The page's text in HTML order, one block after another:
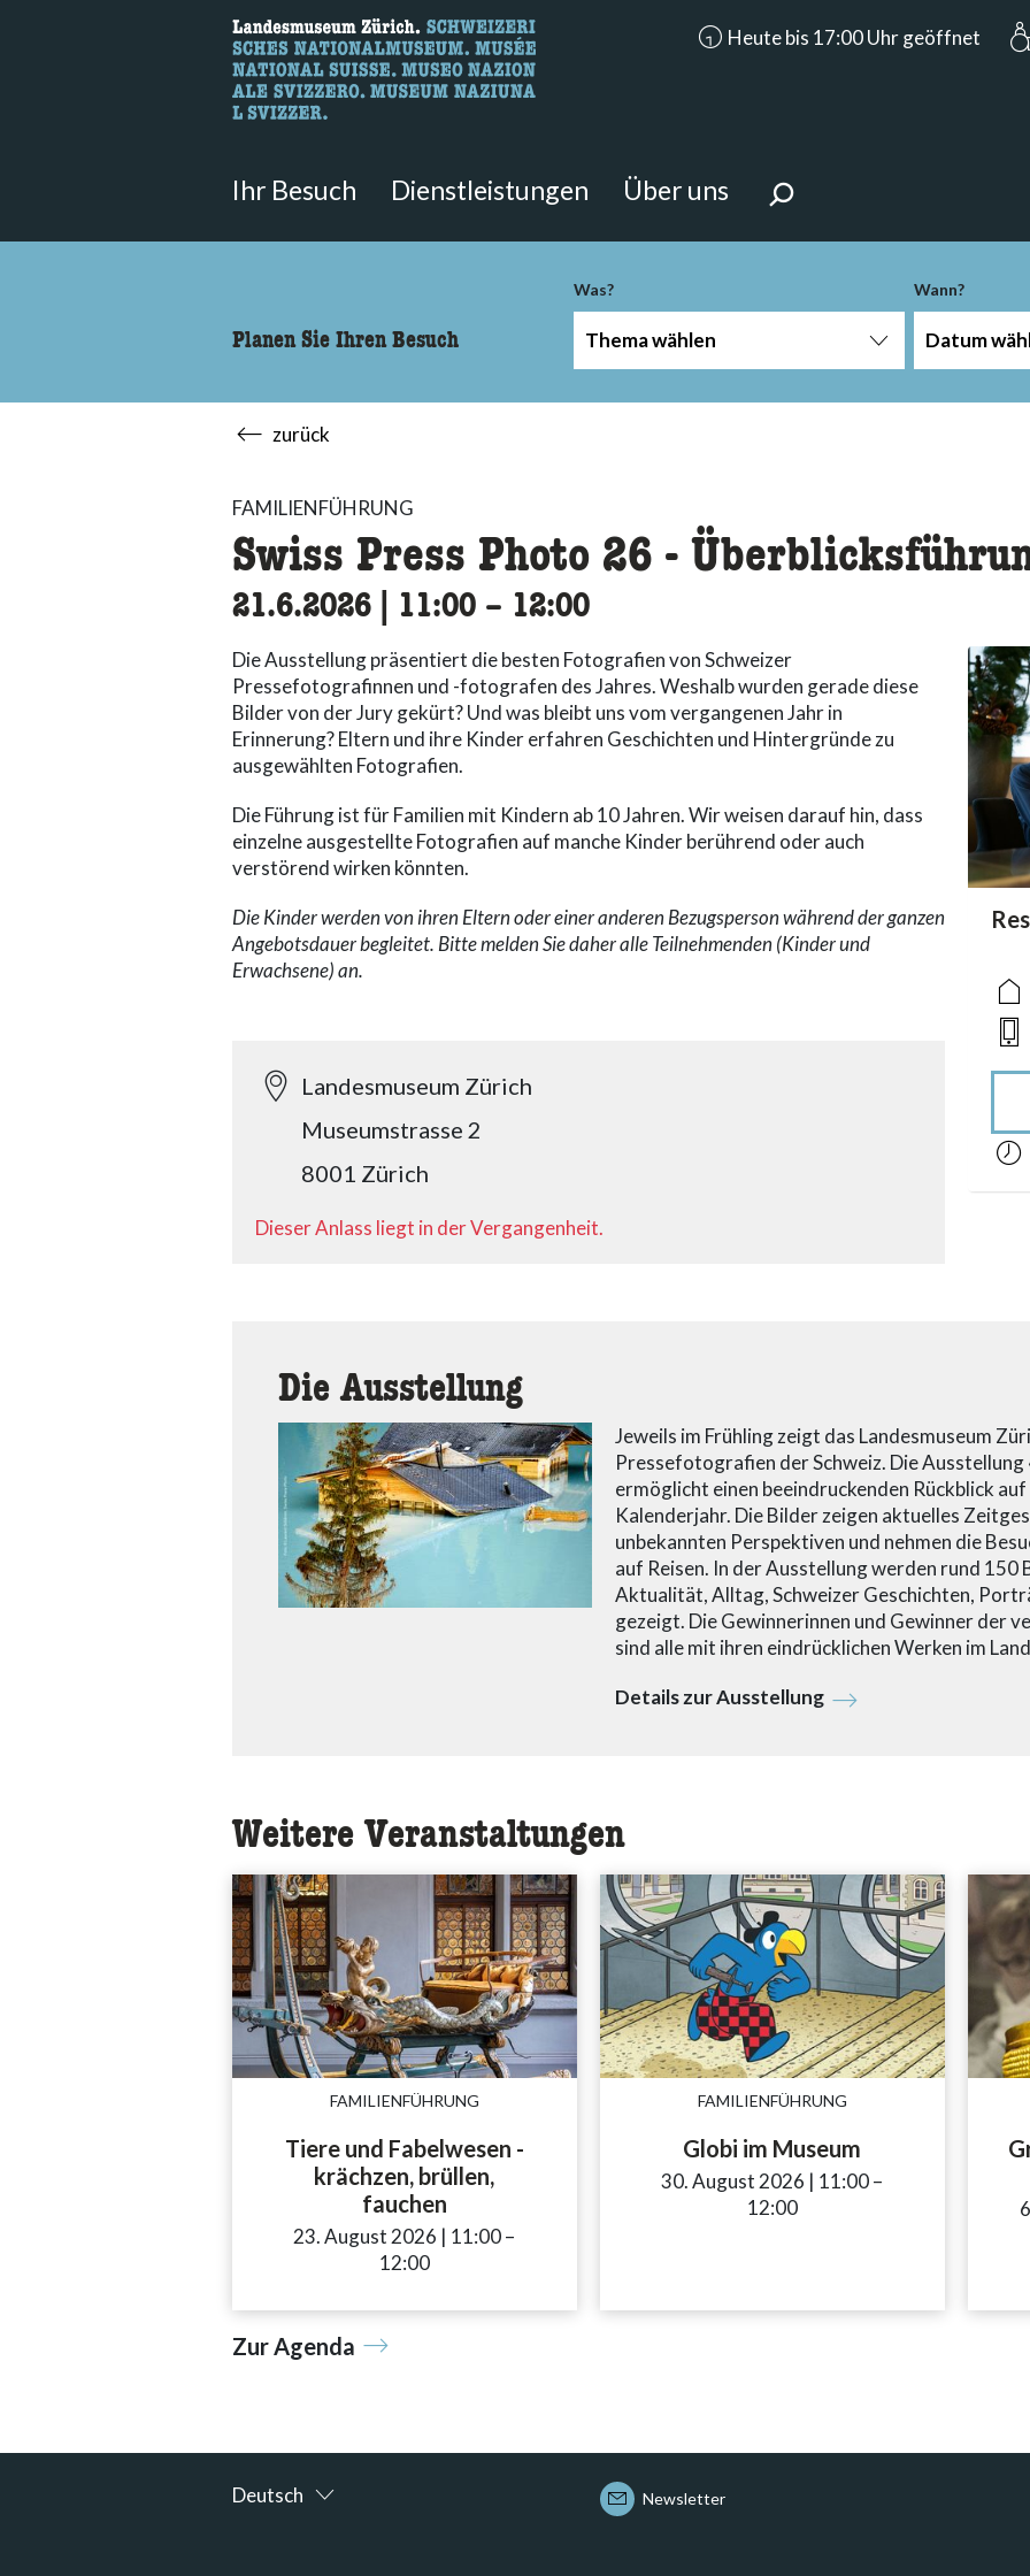
Hier können Sie nach Inhalten der Seite suchen.
accessibility.aria.opening_hours:
Heute bis 17:00 Uhr geöffnet
Ihr Besuch Dienstleistungen Über uns
Planen Sie Ihren Besuch
Was?
Thema wählen
Wann?
Datum
zurück
FAMILIENFÜHRUNG
Swiss Press Photo 26 -
21.6.2026 11:00 accessibility.time_to
– 12:00
Die Ausstellung präsentiert die besten Fotografien von Schweizer
Pressefotografinnen und -fotografen des Jahres. Weshalb wurden gerade diese
Bilder von der Jury gekürt? Und was bleibt uns vom vergangenen Jahr in
Erinnerung? Eltern und ihre Kinder erfahren Geschichten und Hintergründe zu
ausgewählten Fotografien.
Die Führung ist für Familien mit Kindern ab 10 Jahren. Wir weisen darauf hin, dass
einzelne ausgestellte Fotografien auf manche Kinder berührend oder auch
verstörend wirken könnten.
Die Kinder werden von ihren Eltern oder einer anderen Bezugsperson während der ganzen
Angebotsdauer begleitet. Bitte melden Sie daher alle Teilnehmenden (Kinder und
Erwachsene) an.
Landesmuseum Zürich
Museumstrasse 2
8001 Zürich
Dieser Anlass liegt in der Vergangenheit.
Die Ausstellung
Jeweils im Frühling zeigt das Landesmuseum
Pressefotografien der Schweiz. Die Ausstellung
ermöglicht einen beeindruckenden Rückblick
Kalenderjahr. Die Bilder zeigen aktuelles
unbekannten Perspektiven und nehmen die
auf Reisen. In der Ausstellung werden rund 150
Aktualität, Alltag, Schweizer Geschichten,
gezeigt. Die Gewinnerinnen und Gewinner der
sind alle mit ihren eindrücklichen Werken im
Details zur Ausstellung
Weitere Veranstaltungen
FAMILIENFÜHRUNG
Tiere und Fabelwesen -
krächzen, brüllen,
fauchen
23. August 2026 | 11:00accessibility.time_to
–
12:00
FAMILIENFÜHRUNG
Globi im Museum
30. August 2026 | 11:00–
12:00
Zur Agenda
Deutsch Newsletter